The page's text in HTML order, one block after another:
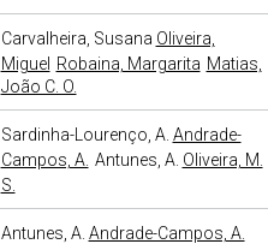
Carvalheira, Susana Oliveira,
Miguel Robaina, Margarita Matias,
João C. O.
Sardinha-Lourenço, A. Andrade-
Campos, A. Antunes, A. Oliveira, M.
S.
Antunes, A. Andrade-Campos, A.